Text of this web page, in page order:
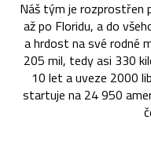
Náš tým je rozprostřen
až po Floridu, a do
a hrdost na své rodné
205 mil, tedy asi 330
10 let a uveze 2000
startuje na 24 950